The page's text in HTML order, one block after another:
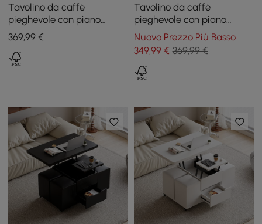
Tavolino da caffè
pieghevole con piano
sollevabile da 100 cm noce
con 4 sgabelli e contenitore
369,99 €
Tavolino da caffè
pieghevole con piano
sollevabile da 100 cm
naturale con 4 sgabelli e
contenitore
Nuovo Prezzo Più Basso
349,99€ 369,99 €